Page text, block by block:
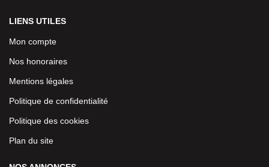
LIENS UTILES
Mon compte
Nos honoraires
Mentions légales
Politique de confidentialité
Politique des cookies
Plan du site